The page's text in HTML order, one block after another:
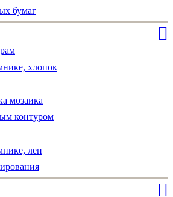
бумаг
хлопок
мозаика
контуром
лен